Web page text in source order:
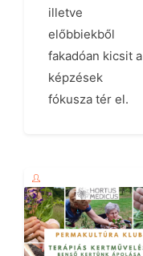
illetve
előbbiekből
fakadóan kicsit a
képzések
fókusza tér el.